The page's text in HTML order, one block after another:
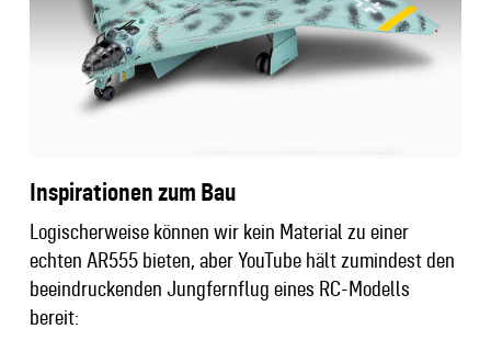
Inspirationen zum Bau
Logischerweise können wir kein Material zu einer
echten AR555 bieten, aber YouTube hält zumindest den
beeindruckenden Jungfernflug eines RC-Modells
bereit: